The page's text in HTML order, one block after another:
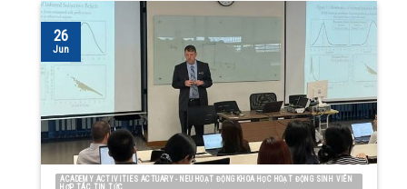
ACADEMY ACTIVITIES ACTUARY - NEU HOẠT ĐỘNG KHOA HỌC HOẠT ĐỘNG SINH VIÊN
26
Jun